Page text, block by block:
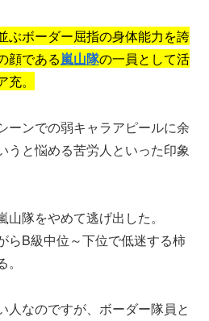
ぶボーダー屈指の身体能力を誇
顔である嵐山隊の一員として活
。
ーンでの弱キャラアピールに余
うと悩める苦労人といった印象
山隊をやめて逃げ出した。
らB級中位～下位で低迷する柿
人なのですが、ボーダー隊員と